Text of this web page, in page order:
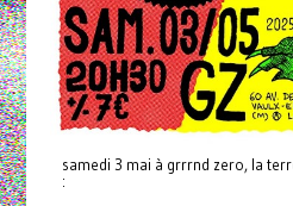
samedi 3 mai à grrrnd zero, la
: